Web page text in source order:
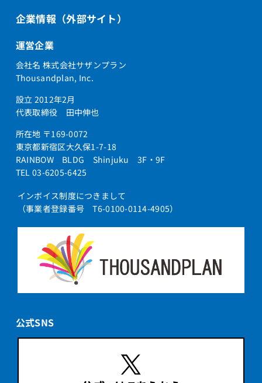
企業情報（外部サイト）
運営企業
会社名 株式会社サザンプラン
Thousandplan, Inc.
設立 2012年2月
代表取締役 田中伸也
所在地 〒169-0072
東京都新宿区大久保1-7-18
RAINBOW BLDG Shinjuku 3F・9F
TEL 03-6205-6425
インボイス制度につきまして
（事業者登録番号 T6-0100-0114-4905）
公式SNS